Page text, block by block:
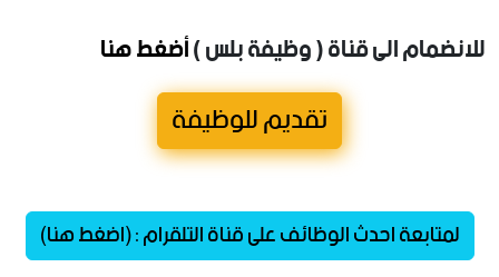
للانضمام الى قناة ( وظيفة بلس )أضغط هنا
تقديم للوظيفة
لمتابعة احدث الوظائف على قناة التلقرام : (اضغط هنا)